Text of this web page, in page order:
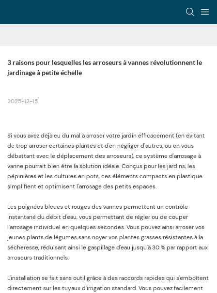
3 raisons pour lesquelles les arroseurs à vannes révolutionnent le
jardinage à petite échelle
2025-12-15
Si vous avez déjà eu du mal à arroser votre jardin efficacement (en évitant
de trop arroser certaines plantes et d'en négliger d'autres, ou en vous
débattant avec le déplacement des arroseurs), ce système d'arrosage à
vanne pourrait bien être la solution idéale. Conçus pour les jardins, les
pépinières et les cultures en pots, ces éléments compacts en plastique
simplifient et optimisent l'arrosage des petits espaces.
Les poignées bleues et rouges des vannes permettent un contrôle
instantané du débit d'eau, vous permettant de régler ou de couper
l'arrosage individuel en quelques secondes. Vous pouvez ainsi arroser vos
jeunes plants de légumes sans noyer vos plantes grasses résistantes à la
sécheresse, réduisant ainsi le gaspillage d'eau jusqu'à 30 % par rapport aux
arroseurs traditionnels.
L'installation se fait sans outil grâce à des raccords rapides qui s'emboîtent
directement sur les tuyaux d'irrigation standard. Vous pouvez facilement